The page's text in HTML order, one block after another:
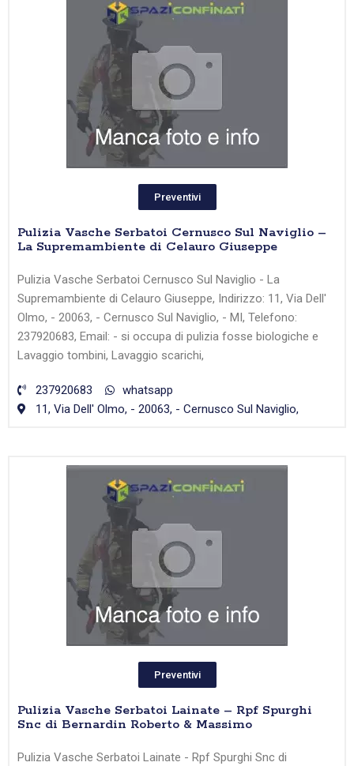
Preventivi
Pulizia Vasche Serbatoi Cernusco Sul Naviglio –
La Supremambiente di Celauro Giuseppe
Pulizia Vasche Serbatoi Cernusco Sul Naviglio - La
Supremambiente di Celauro Giuseppe, Indirizzo: 11, Via Dell'
Olmo, - 20063, - Cernusco Sul Naviglio, - MI, Telefono:
237920683, Email: - si occupa di pulizia fosse biologiche e
Lavaggio tombini, Lavaggio scarichi,
237920683
whatsapp
11, Via Dell' Olmo, - 20063, - Cernusco Sul Naviglio,
Preventivi
Pulizia Vasche Serbatoi Lainate – Rpf Spurghi
Snc di Bernardin Roberto & Massimo
Pulizia Vasche Serbatoi Lainate - Rpf Spurghi Snc di